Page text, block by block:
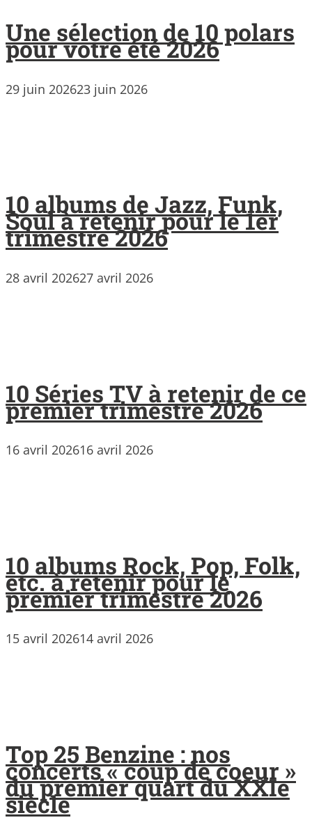
Une sélection de 10 polars
pour votre été 2026
29 juin 202623 juin 2026
10 albums de Jazz, Funk,
Soul à retenir pour le 1er
trimestre 2026
28 avril 202627 avril 2026
10 Séries TV à retenir de ce
premier trimestre 2026
16 avril 202616 avril 2026
10 albums Rock, Pop, Folk,
etc. à retenir pour le
premier trimestre 2026
15 avril 202614 avril 2026
Top 25 Benzine : nos
concerts « coup de coeur »
du premier quart du XXIe
siècle